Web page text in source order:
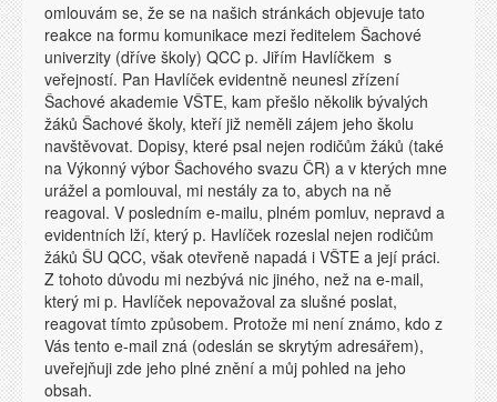
omlouvám se, že se na našich stránkách objevuje tato
reakce na formu komunikace mezi ředitelem Šachové
univerzity (dříve školy) QCC p. Jiřím Havlíčkem s
veřejností. Pan Havlíček evidentně neunesl zřízení
Šachové akademie VŠTE, kam přešlo několik bývalých
žáků Šachové školy, kteří již neměli zájem jeho školu
navštěvovat. Dopisy, které psal nejen rodičům žáků (také
na Výkonný výbor Šachového svazu ČR) a v kterých mne
urážel a pomlouval, mi nestály za to, abych na ně
reagoval. V posledním e-mailu, plném pomluv, nepravd a
evidentních lží, který p. Havlíček rozeslal nejen rodičům
žáků ŠU QCC, však otevřeně napadá i VŠTE a její práci.
Z tohoto důvodu mi nezbývá nic jiného, než na e-mail,
který mi p. Havlíček nepovažoval za slušné poslat,
reagovat tímto způsobem. Protože mi není známo, kdo z
Vás tento e-mail zná (odeslán se skrytým adresářem),
uveřejňuji zde jeho plné znění a můj pohled na jeho
obsah.